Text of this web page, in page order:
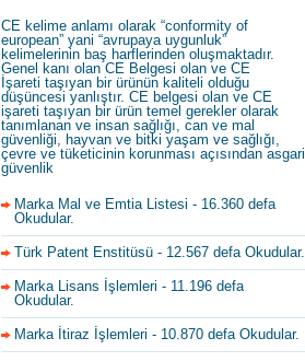
CE kelime anlamı olarak “conformity of
european” yani “avrupaya uygunluk”
kelimelerinin baş harflerinden oluşmaktadır.
Genel kanı olan CE Belgesi olan ve CE
İşareti taşıyan bir ürünün kaliteli olduğu
düşüncesi yanlıştır. CE belgesi olan ve CE
işareti taşıyan bir ürün temel gerekler olarak
tanımlanan ve insan sağlığı, can ve mal
güvenliği, hayvan ve bitki yaşam ve sağlığı,
çevre ve tüketicinin korunması açısından asgari
güvenlik
Marka Mal ve Emtia Listesi - 16.360 defa
Okudular.
Türk Patent Enstitüsü - 12.567 defa Okudular.
Marka Lisans İşlemleri - 11.196 defa
Okudular.
Marka İtiraz İşlemleri - 10.870 defa Okudular.